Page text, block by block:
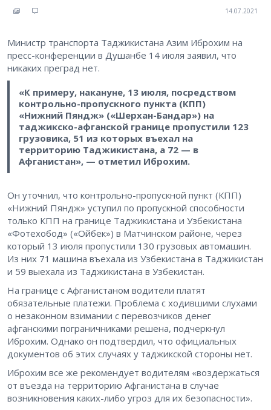
14.07.2021
Министр транспорта Таджикистана Азим Иброхим на
пресс-конференции в Душанбе 14 июля заявил, что
никаких преград нет.
«К примеру, накануне, 13 июля, посредством
контрольно-пропускного пункта (КПП)
«Нижний Пяндж» («Шерхан-Бандар») на
таджикско-афганской границе пропустили 123
грузовика, 51 из которых въехал на
территорию Таджикистана, а 72 — в
Афганистан», — отметил Иброхим.
Он уточнил, что контрольно-пропускной пункт (КПП)
«Нижний Пяндж» уступил по пропускной способности
только КПП на границе Таджикистана и Узбекистана
«Фотехобод» («Ойбек») в Матчинском районе, через
который 13 июля пропустили 130 грузовых автомашин.
Из них 71 машина въехала из Узбекистана в Таджикистан
и 59 выехала из Таджикистана в Узбекистан.
На границе с Афганистаном водители платят
обязательные платежи. Проблема с ходившими слухами
о незаконном взимании с перевозчиков денег
афганскими пограничниками решена, подчеркнул
Иброхим. Однако он подтвердил, что официальных
документов об этих случаях у таджикской стороны нет.
Иброхим все же рекомендует водителям «воздержаться
от въезда на территорию Афганистана в случае
возникновения каких-либо угроз для их безопасности».